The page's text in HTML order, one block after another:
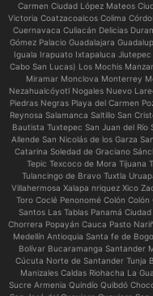
Carmen Ciudad López Mateos
Victoria Coatzacoalcos Colima
Cuernavaca Culiacán Delicias
Gómez Palacio Guadalajara
Iguala Irapuato Ixtapaluca
Cabo San Lucas) Los Mochis
Miramar Monclova Monterrey
Nezahualcóyotl Nogales Nuevo
Piedras Negras Playa del Carmen
Reynosa Salamanca Saltillo San
Bautista Tuxtepec San Juan del Río
Allende San Nicolás de los Garza
Catarina Soledad de Graciano
Tepic Texcoco de Mora Tijuana
Tulancingo de Bravo Tuxtla
Villahermosa Xalapa nriquez Xico
Toro Coclé Penonomé Colón
Santos Las Tablas Panamá
Chorrera Popayán Cauca Pasto
Medellín Antioquia Santa fe de
Bolívar Bucaramanga Santander
Cúcuta Norte de Santander Tunja
Manizales Caldas Riohacha La
Sucre Armenia Quindío Quibdó